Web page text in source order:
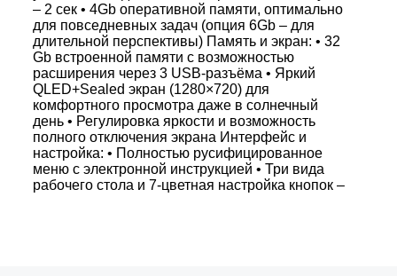
– 2 сек • 4Gb оперативной памяти, оптимально
для повседневных задач (опция 6Gb – для
длительной перспективы) Память и экран: • 32
Gb встроенной памяти с возможностью
расширения через 3 USB-разъёма • Яркий
QLED+Sealed экран (1280×720) для
комфортного просмотра даже в солнечный
день • Регулировка яркости и возможность
полного отключения экрана Интерфейс и
настройка: • Полностью русифицированное
меню с электронной инструкцией • Три вида
рабочего стола и 7-цветная настройка кнопок –